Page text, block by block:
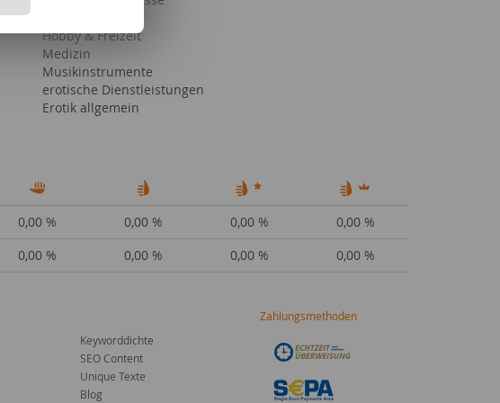
Hobby & Freizeit
Medizin
Musikinstrumente
erotische Dienstleistungen
Erotik allgemein
0,00 % 0,00 % 0,00 %
0,00 %
0,00 % 0,00 % 0,00 % 0,00 %
Keyworddichte
SEO Content
Unique Texte
Blog
Zahlungsmethoden